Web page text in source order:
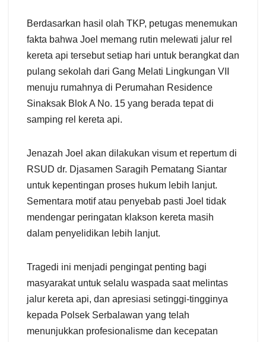
Berdasarkan hasil olah TKP, petugas menemukan
fakta bahwa Joel memang rutin melewati jalur rel
kereta api tersebut setiap hari untuk berangkat dan
pulang sekolah dari Gang Melati Lingkungan VII
menuju rumahnya di Perumahan Residence
Sinaksak Blok A No. 15 yang berada tepat di
samping rel kereta api.
Jenazah Joel akan dilakukan visum et repertum di
RSUD dr. Djasamen Saragih Pematang Siantar
untuk kepentingan proses hukum lebih lanjut.
Sementara motif atau penyebab pasti Joel tidak
mendengar peringatan klakson kereta masih
dalam penyelidikan lebih lanjut.
Tragedi ini menjadi pengingat penting bagi
masyarakat untuk selalu waspada saat melintas
jalur kereta api, dan apresiasi setinggi-tingginya
kepada Polsek Serbalawan yang telah
menunjukkan profesionalisme dan kecepatan